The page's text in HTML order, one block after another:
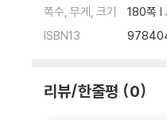
쪽수, 무게, 크기
180쪽 |
ISBN13
리뷰/한줄평 0